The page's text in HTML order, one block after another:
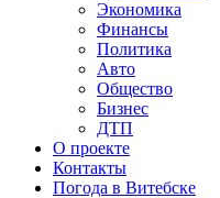
Экономика
Финансы
Политика
Авто
Общество
Бизнес
ДТП
О проекте
Контакты
Погода в Витебске